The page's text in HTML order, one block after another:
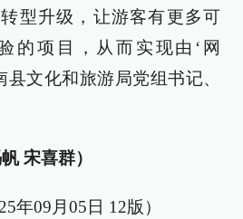
型升级，让游客有更多可
的项目，从而实现由‘网
县文化和旅游局党组书记、
宋喜群）
年09月05日 12版）